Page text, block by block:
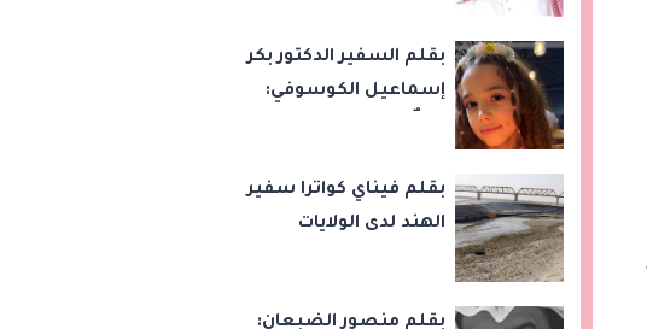
بقلم السفير الدكتور بكر
إسماعيل الكوسوفي:
بقلم فيناي كواترا سفير
الهند لدى الولايات
بقلم منصور الضبعان: